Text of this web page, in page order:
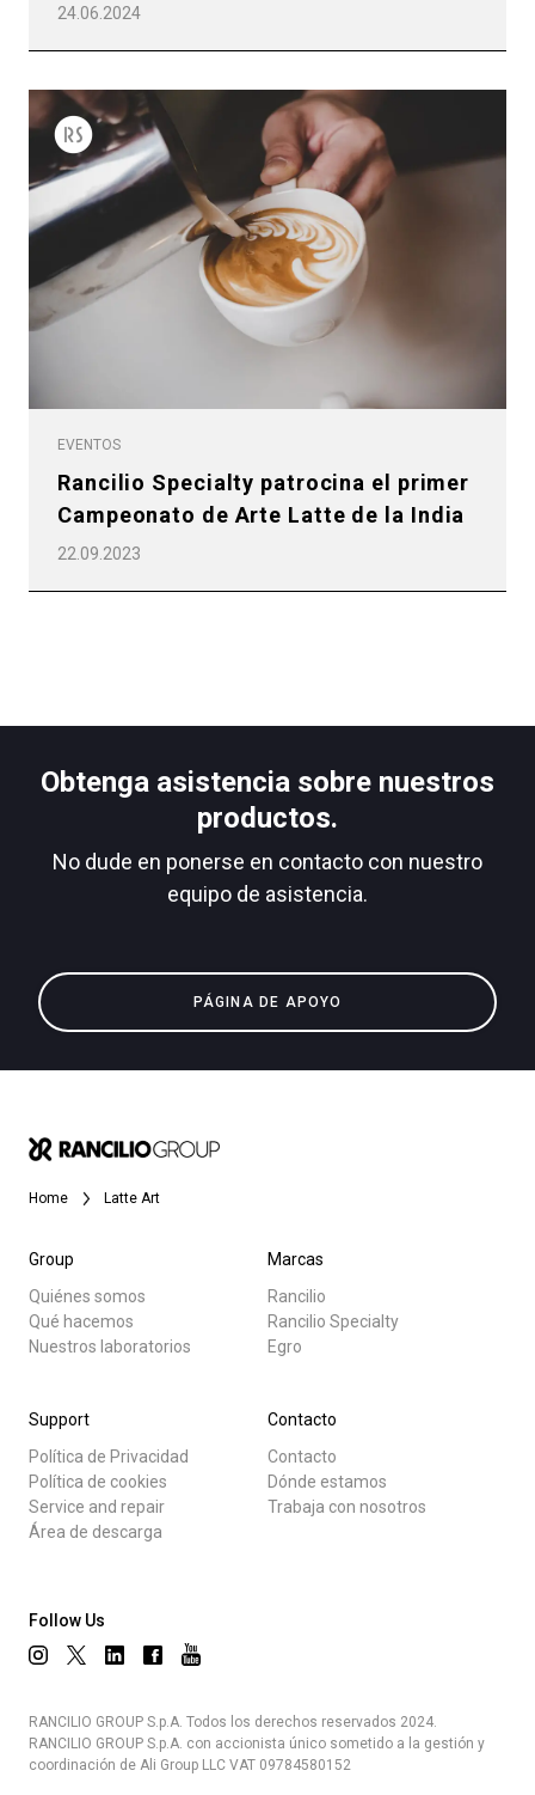
24.06.2024
EVENTOS
Rancilio Specialty patrocina el primer
Campeonato de Arte Latte de la India
22.09.2023
Obtenga asistencia sobre nuestros
productos.
No dude en ponerse en contacto con nuestro
equipo de asistencia.
PÁGINA DE APOYO
Home Latte Art
Group
Quiénes somos
Qué hacemos
Nuestros laboratorios
Marcas
Rancilio
Rancilio Specialty
Egro
Support
Política de Privacidad
Política de cookies
Service and repair
Área de descarga
Contacto
Contacto
Dónde estamos
Trabaja con nosotros
Follow Us
RANCILIO GROUP S.p.A. Todos los derechos reservados 2024.
RANCILIO GROUP S.p.A. con accionista único sometido a la gestión y
coordinación de Ali Group LLC VAT 09784580152